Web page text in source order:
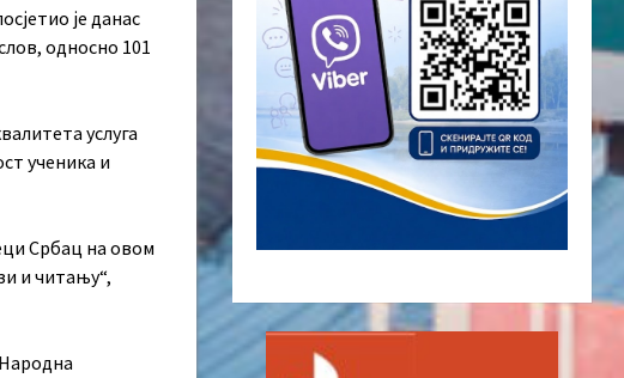
је данас
односно 101
услуга
ученика и
Србац на овом
и читању“,